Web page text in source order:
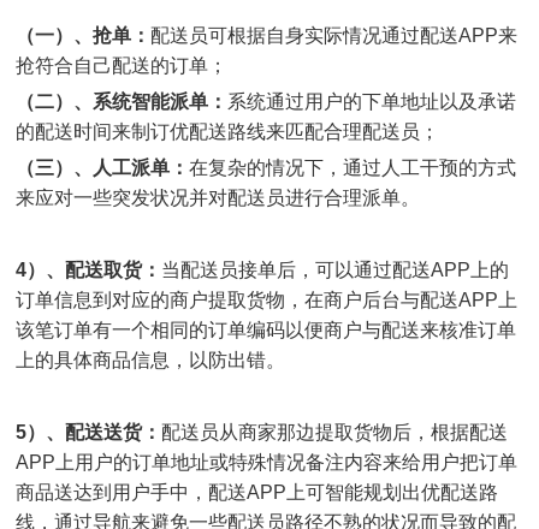
（一）、抢单： 配送员可根据自身实际情况通过配送APP来
抢符合自己配送的订单；
（二）、系统智能派单： 系统通过用户的下单地址以及承诺
的配送时间来制订优配送路线来匹配合理配送员；
（三）、人工派单： 在复杂的情况下，通过人工干预的方式
来应对一些突发状况并对配送员进行合理派单。
4）、配送取货： 当配送员接单后，可以通过配送APP上的
订单信息到对应的商户提取货物，在商户后台与配送APP上
该笔订单有一个相同的订单编码以便商户与配送来核准订单
上的具体商品信息，以防出错。
5）、配送送货： 配送员从商家那边提取货物后，根据配送
APP上用户的订单地址或特殊情况备注内容来给用户把订单
商品送达到用户手中，配送APP上可智能规划出优配送路
线，通过导航来避免一些配送员路径不熟的状况而导致的配